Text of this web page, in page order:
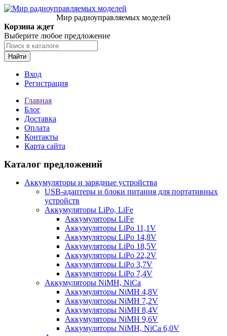
Мир радиоуправляемых моделей
Корзина ждет
Выберите любое предложение
Найти
Вход
Регистрация
Главная
Блог
Доставка
Оплата
Контакты
Карта сайта
Каталог предложений
Аккумуляторы и зарядные устройства
USB-адаптеры и блоки питания для портативных
устройств
Аккумуляторы LiPo, LiFe
Аккумуляторы LiFe
Аккумуляторы LiPo 11,1V
Аккумуляторы LiPo 14,8V
Аккумуляторы LiPo 18,5V
Аккумуляторы LiPo 22,2V
Аккумуляторы LiPo 3,7V
Аккумуляторы LiPo 7,4V
Аккумуляторы NiMH, NiCa
Аккумуляторы NiMH 4,8V
Аккумуляторы NiMH 7,2V
Аккумуляторы NiMH 8,4V
Аккумуляторы NiMH 9,6V
Аккумуляторы NiMH, NiCa 6,0V